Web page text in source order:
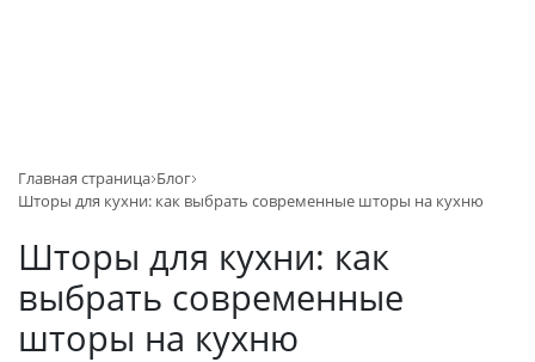
Главная страница Блог
Шторы для кухни: как выбрать современные шторы на кухню
Шторы для кухни: как
выбрать современные
шторы на кухню